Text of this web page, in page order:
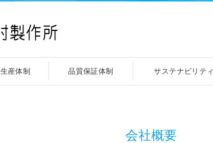
生産体制 品質保証体制 サステナビリティ
会社概要